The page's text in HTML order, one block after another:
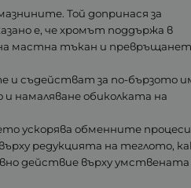
Той допринася за
е, че хромът поддържа в
мастна тъкан и
и съдействат за по-бързото
намаляване обиколката на
ускорява обменните
редукцията на теглото,
действие върху умствената